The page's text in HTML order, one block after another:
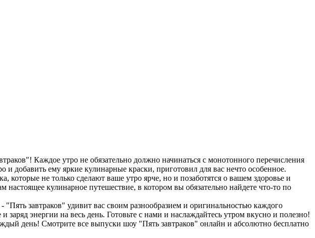
Каждое утро не обязательно должно начинаться с монотонного перечисления
добавить ему яркие кулинарные краски, приготовил для вас нечто особенное.
которые не только сделают ваше утро ярче, но и позаботятся о вашем здоровье и
кулинарное путешествие, в котором вы обязательно найдете что-то по
завтраков" удивит вас своим разнообразием и оригинальностью каждого
энергии на весь день. Готовьте с нами и наслаждайтесь утром вкусно и полезно!
день! Смотрите все выпуски шоу "Пять завтраков" онлайн и абсолютно бесплатно